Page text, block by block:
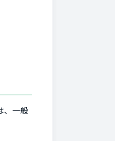
、一般